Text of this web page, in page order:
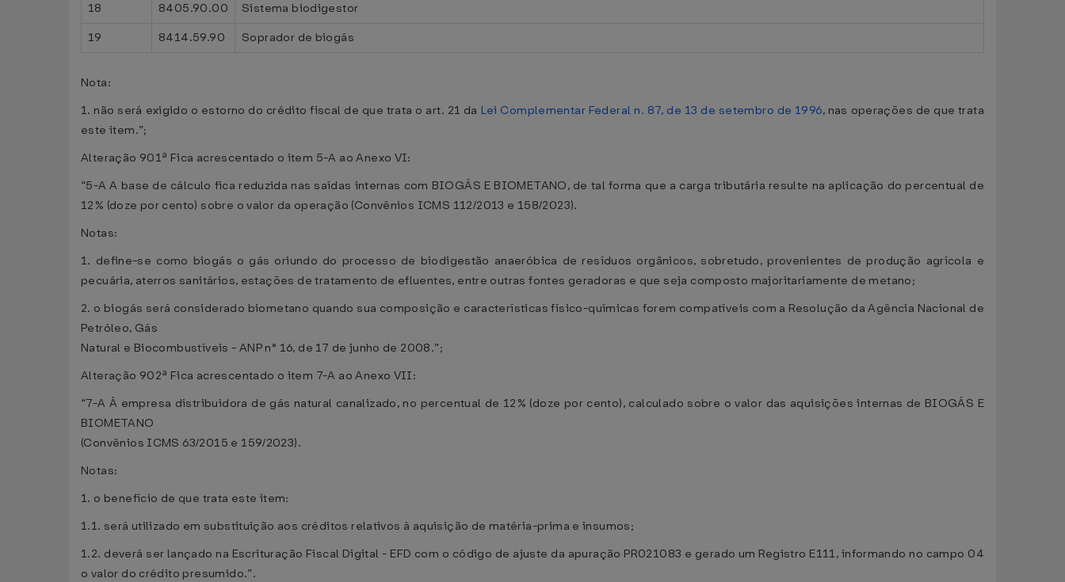
18
8405.90.00
Sistema biodigestor
19
8414.59.90 Soprador de biogás
Nota:
1. não será exigido o estorno do crédito fiscal de que trata o art. 21 da Lei Complementar Federal n. 87, de 13 de setembro de 1996, nas operações de que trata
este item.”;
Alteração 901ª Fica acrescentado o item 5-A ao Anexo VI:
“5-A A base de cálculo fica reduzida nas saídas internas com BIOGÁS E BIOMETANO, de tal forma que a carga tributária resulte na aplicação do percentual de
12% (doze por cento) sobre o valor da operação (Convênios ICMS 112/2013 e 158/2023).
Notas:
1. define-se como biogás o gás oriundo do processo de biodigestão anaeróbica de resíduos orgânicos, sobretudo, provenientes de produção agrícola e
pecuária, aterros sanitários, estações de tratamento de efluentes, entre outras fontes geradoras e que seja composto majoritariamente de metano;
2. o biogás será considerado biometano quando sua composição e características físico-químicas forem compatíveis com a Resolução da Agência Nacional de
Petróleo, Gás
Natural e Biocombustíveis - ANP n° 16, de 17 de junho de 2008.”;
Alteração 902ª Fica acrescentado o item 7-A ao Anexo VII:
“7-A À empresa distribuidora de gás natural canalizado, no percentual de 12% (doze por cento), calculado sobre o valor das aquisições internas de BIOGÁS E
BIOMETANO
(Convênios ICMS 63/2015 e 159/2023).
Notas:
1. o benefício de que trata este item:
1.1. será utilizado em substituição aos créditos relativos à aquisição de matéria-prima e insumos;
1.2. deverá ser lançado na Escrituração Fiscal Digital - EFD com o código de ajuste da apuração PR021083 e gerado um Registro E111, informando no campo 04
o valor do crédito presumido.”.